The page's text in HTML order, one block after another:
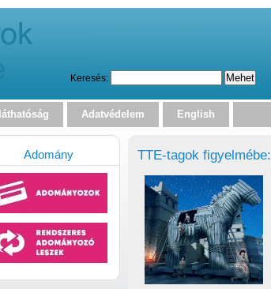
Keresés:
Adatvédelem English
TTE-tagok figyelmébe:
Adomány